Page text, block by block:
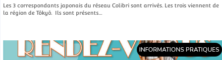
Les 3 correspondants japonais du réseau Colibri sont arrivés. Les trois viennent de
la région de Tôkyô. Ils sont présents…
INFORMATIONS PRATIQUES